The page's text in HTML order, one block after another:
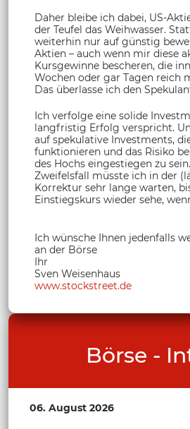
Daher bleibe ich dabei, US-
der Teufel das Weihwasser.
weiterhin nur auf günstig
Aktien – auch wenn mir diese
Kursgewinne bescheren, die
Wochen oder gar Tagen reich
Das überlasse ich den
Ich verfolge eine solide
langfristig Erfolg verspricht.
auf spekulative Investments,
funktionieren und das Risiko
des Hochs eingestiegen zu
Zweifelsfall müsste ich in der
Korrektur sehr lange warten,
Einstiegskurs wieder sehe,
Ich wünsche Ihnen jedenfalls
an der Börse
Ihr
Sven Weisenhaus
www.stockstreet.de
Börse -
06. August 2026